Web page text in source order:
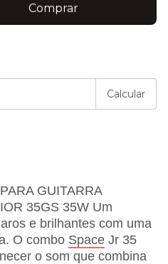
Calcular
GUITARRA
35GS 35W Um
e brilhantes com uma
O combo Space Jr 35
o som que combina